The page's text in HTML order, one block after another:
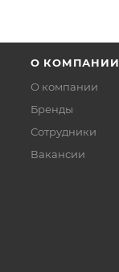
О КОМПАНИИ
О компании
Бренды
Сотрудники
Вакансии